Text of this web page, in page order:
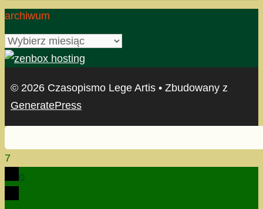
archiwum
archiwum
© 2026 Czasopismo Lege Artis • Zbudowany z
GeneratePress
7
0